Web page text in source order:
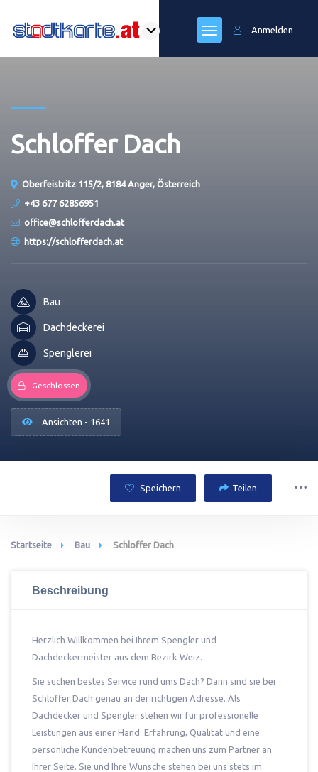
Anmelden
Schloffer Dach
Oberfeistritz 115/2, 8184 Anger, Österreich
+43 677 62856951
office@schlofferdach.at
https://schlofferdach.at
Bau
Dachdeckerei
Spenglerei
Geschlossen
Ansichten - 1641
Speichern Teilen
Startseite Bau Schloffer Dach
Beschreibung
Herzlich Willkommen bei Ihrem Spengler und
Dachdeckermeister aus dem Bezirk Weiz.
Sie suchen bestes Service rund ums Dach? Dann sind sie bei
Schloffer Dach genau an der richtigen Adresse. Als
Dachdecker und Spengler stehen wir für professionelle
Leistungen aus einer Hand. Erfahrung, Qualität und eine
persönliche Kundenbetreuung machen uns zum Partner an
Ihrer Seite. Sie und Ihre Wünsche stehen bei uns stets im